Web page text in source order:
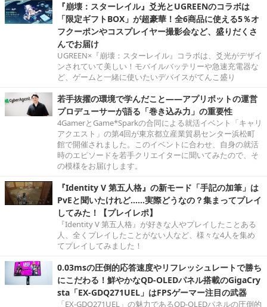
『崩壊：スターレイル』爻光とUGREENのコラボは
「限定ギフトBOX」が超豪華！全6商品に使える5％オ
フクーポンやコスプレイヤー撮影会など、盛りだくさ
んでお届け
UGREEN×『崩壊：スターレイル』コラボは、爻光がデザイ
ンされていて美しい！モバイルバッテリーや急速充電器な
ど、ゲームと一緒に使いたいデバイスがてんこ盛り
若手抜擢の環境で学んだこと――アプリボットの運営
プロデューサーが語る「巻き込み力」の重要性
4GamerとGame*Sparkの合同による就活イベント「キャリ
アクエスト」の第4回が東京都立産業貿易センター浜松町
館で開催されました。このイベントに合わせ、自身の就活
時のエピソードを若手クリエイターに聞いてみたので、そ
の模様をお届けします。
『Identity V 第五人格』の新モード「手記の加筆」は
PvEと聞いたけれど……実際どうなの？集まってプレイ
してみた！【プレイレポ】
『Identity V 第五人格』が好きな人やプレイしたことある
人、全くプレイしたことがない人など、様々な4人を集め
てプレイしてみました！
0.03msの圧倒的応答速度やリフレッシュレートで勝ち
にこだわる！鮮やかなQD-OLEDパネル搭載のGigaCry
sta「EX-GDQ271UEL」はFPSゲーマー注目の武器
「EX-GDQ271UEL」の魅力であるQD-OLEDパネルの圧倒的